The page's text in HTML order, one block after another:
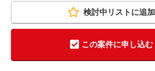
検討中リストに追加
この案件に申し込む